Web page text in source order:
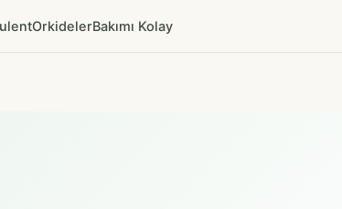
OrkidelerBakımı Kolay